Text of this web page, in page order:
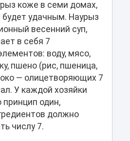
коже в семи домах,
будет удачным. Наурыз
весенний суп,
в себя 7
воду, мясо,
пшено (рис, пшеница,
— олицетворяющих 7
У каждой хозяйки
принцип один,
должно
числу 7.